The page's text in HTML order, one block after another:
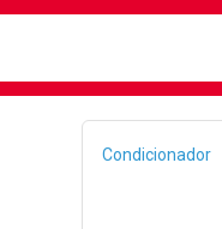
Condicionador